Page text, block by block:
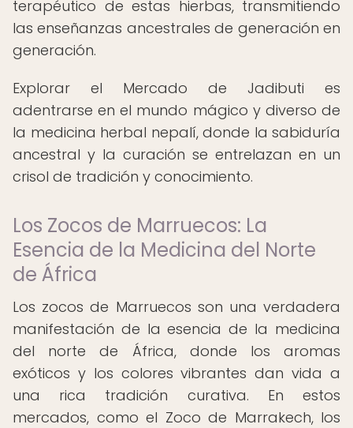
terapéutico de estas hierbas, transmitiendo
las enseñanzas ancestrales de generación en
generación.
Explorar el Mercado de Jadibuti es
adentrarse en el mundo mágico y diverso de
la medicina herbal nepalí, donde la sabiduría
ancestral y la curación se entrelazan en un
crisol de tradición y conocimiento.
Los Zocos de Marruecos: La
Esencia de la Medicina del Norte
de África
Los zocos de Marruecos son una verdadera
manifestación de la esencia de la medicina
del norte de África, donde los aromas
exóticos y los colores vibrantes dan vida a
una rica tradición curativa. En estos
mercados, como el Zoco de Marrakech, los